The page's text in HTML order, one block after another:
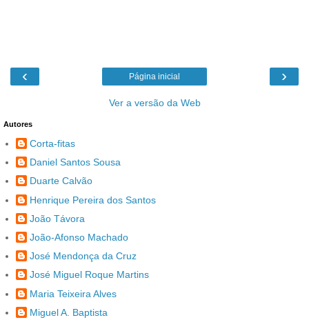
‹ ›
Página inicial
Ver a versão da Web
Autores
Corta-fitas
Daniel Santos Sousa
Duarte Calvão
Henrique Pereira dos Santos
João Távora
João-Afonso Machado
José Mendonça da Cruz
José Miguel Roque Martins
Maria Teixeira Alves
Miguel A. Baptista